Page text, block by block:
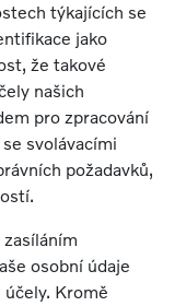
týkajících se
jako
že takové
našich
pro zpracování
svolávacími
požadavků,
osobní údaje
Kromě